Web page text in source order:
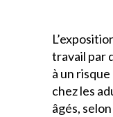
travail par
à un
chez les
âgés,